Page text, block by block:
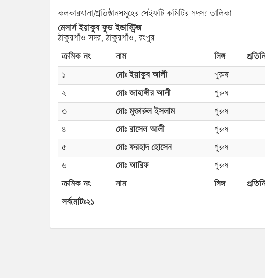
কলকারখানা/প্রতিষ্ঠানসমূহের সেইফটি কমিটির সদস্য তালিকা
মেসার্স ইয়াকুব ফুড ইন্ডাস্ট্রিজ
ঠাকুরগাঁও সদর, ঠাকুরগাঁও, রংপুর
ক্রমিক নং
নাম লিঙ্গ
১
মোঃ ইয়াকুব আলী পুরুষ
২
মোঃ জাহাঙ্গীর আলী পুরুষ
৩
মোঃ মুক্তারুল ইসলাম পুরুষ
৪
মোঃ রাসেল আলী পুরুষ
৫
মোঃ ফরহাদ হোসেন পুরুষ
৬
মোঃ আরিফ পুরুষ
ক্রমিক নং
নাম লিঙ্গ
সর্বমোটঃ২১